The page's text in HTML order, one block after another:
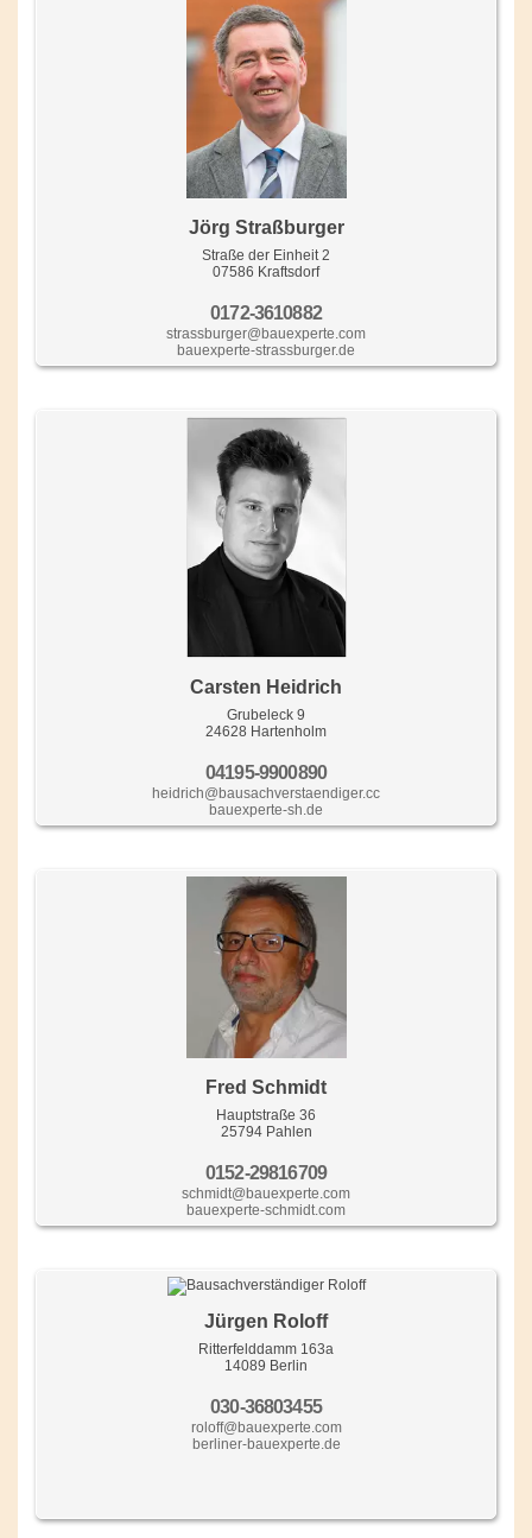
Jörg Straßburger
Straße der Einheit 2
07586 Kraftsdorf
0172-3610882
strassburger@bauexperte.com
bauexperte-strassburger.de
Carsten Heidrich
Grubeleck 9
24628 Hartenholm
04195-9900890
heidrich@bausachverstaendiger.cc
bauexperte-sh.de
Fred Schmidt
Hauptstraße 36
25794 Pahlen
0152-29816709
schmidt@bauexperte.com
bauexperte-schmidt.com
Jürgen Roloff
Ritterfelddamm 163a
14089 Berlin
030-36803455
roloff@bauexperte.com
berliner-bauexperte.de